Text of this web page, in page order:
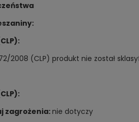
2008 (CLP) produkt nie został
zagrożenia:nie dotyczy